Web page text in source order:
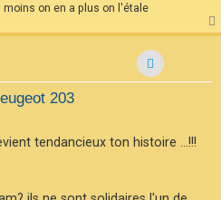
on en a plus on l'étale
203
tendancieux ton histoire ...!!!